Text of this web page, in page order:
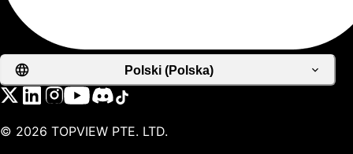
Polski (Polska)
© 2026 TOPVIEW PTE. LTD.